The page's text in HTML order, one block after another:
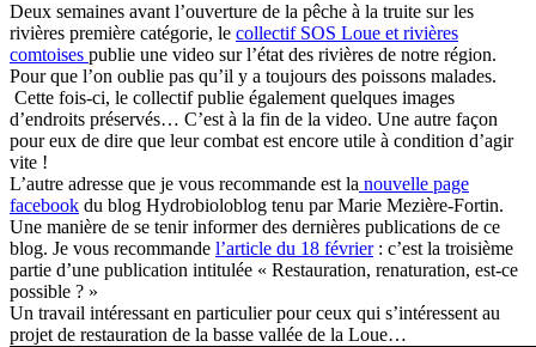
Deux semaines avant l’ouverture de la pêche à la truite sur les
rivières première catégorie, le collectif SOS Loue et rivières
comtoises publie une video sur l’état des rivières de notre région.
Pour que l’on oublie pas qu’il y a toujours des poissons malades.
Cette fois-ci, le collectif publie également quelques images
d’endroits préservés… C’est à la fin de la video. Une autre façon
pour eux de dire que leur combat est encore utile à condition d’agir
vite !
L’autre adresse que je vous recommande est la nouvelle page
facebook du blog Hydrobioloblog tenu par Marie Mezière-Fortin.
Une manière de se tenir informer des dernières publications de ce
blog. Je vous recommande l’article du 18 février: c’est la troisième
partie d’une publication intitulée « Restauration, renaturation, est-ce
possible ? »
Un travail intéressant en particulier pour ceux qui s’intéressent au
projet de restauration de la basse vallée de la Loue…